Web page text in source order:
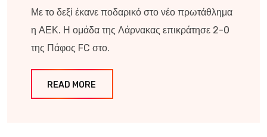
Με το δεξί έκανε ποδαρικό στο νέο πρωτάθλημα
η ΑΕΚ. Η ομάδα της Λάρνακας επικράτησε 2-0
της Πάφος FC στο.
READ MORE